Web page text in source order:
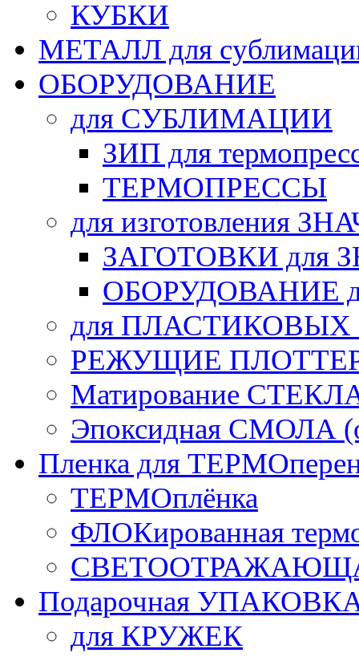
КУБКИ
МЕТАЛЛ для
ОБОРУДОВАНИЕ
для СУБЛИМАЦИИ
ЗИП для
ТЕРМОПРЕССЫ
для изготовления
ЗАГОТОВКИ для
ОБОРУДОВАНИЕ
для ПЛАСТИКОВЫХ
РЕЖУЩИЕ
Матирование
Эпоксидная СМОЛА
Пленка для
ТЕРМОплёнка
ФЛОКированная
Подарочная
для КРУЖЕК